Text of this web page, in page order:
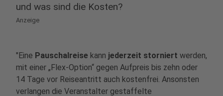
und was sind die Kosten?
Anzeige
"Eine Pauschalreise kann jederzeit storniert werden,
mit einer „Flex-Option“ gegen Aufpreis bis zehn oder
14 Tage vor Reiseantritt auch kostenfrei. Ansonsten
verlangen die Veranstalter gestaffelte